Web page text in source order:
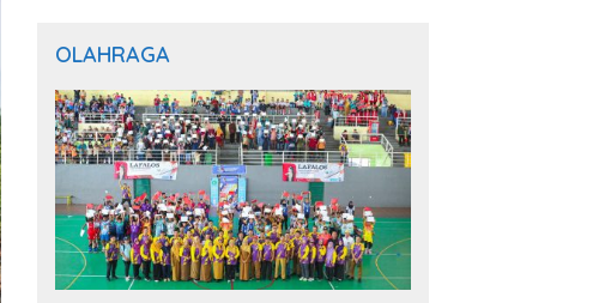
OLAHRAGA